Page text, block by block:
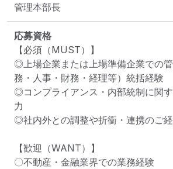
管理本部長
応募資格
【必須（MUST）】
◎上場企業または上場準備企業での
務・人事・財務・経理等）統括経験
◎コンプライアンス・内部統制に関
力
◎社内外との調整や折衝・連携のご
【歓迎（WANT）】
〇不動産・金融業界での業務経験